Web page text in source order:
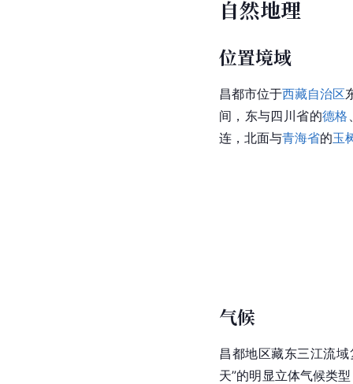
自然地理
位置境域
昌都市位于西藏自治区
间，东与四川省的德格
连，北面与青海省的玉
气候
昌都地区藏东三江流
天”的明显立体气候类